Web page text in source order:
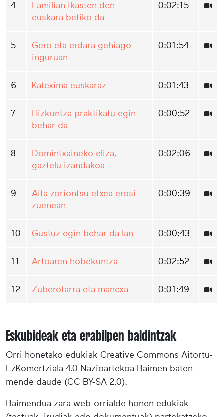
4
Familian ikasten den
euskara betiko da
0:02:15
5
Gero eta erdara gehiago
inguruan
0:01:54
6 Katexima euskaraz 0:01:43
7
Hizkuntza praktikatu egin
behar da
0:00:52
8
Domintxaineko eliza,
gaztelu izandakoa
0:02:06
9
Aita zoriontsu etxea erosi
zuenean
0:00:39
10 Gustuz egin behar da lan 0:00:43
11 Artoaren hobekuntza 0:02:52
12 Zuberotarra eta manexa 0:01:49
Eskubideak eta erabilpen baldintzak
Orri honetako edukiak Creative Commons Aitortu-
EzKomertziala 4.0 Nazioartekoa Baimen baten
mende daude (CC BY-SA 2.0).
Baimendua zara web-orrialde honen edukiak